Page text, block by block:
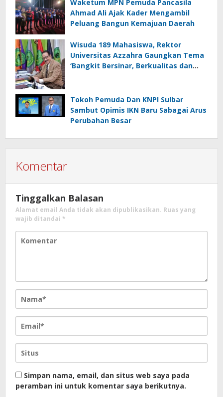
Waketum MPN Pemuda Pancasila
Ahmad Ali Ajak Kader Mengambil
Peluang Bangun Kemajuan Daerah
Wisuda 189 Mahasiswa, Rektor
Universitas Azzahra Gaungkan Tema
‘Bangkit Bersinar, Berkualitas dan
Tokoh Pemuda Dan KNPI Sulbar
Sambut Opimis IKN Baru Sabagai Arus
Perubahan Besar
Komentar
Tinggalkan Balasan
Alamat email Anda tidak akan dipublikasikan. Ruas yang
wajib ditandai *
Simpan nama, email, dan situs web saya pada
peramban ini untuk komentar saya berikutnya.